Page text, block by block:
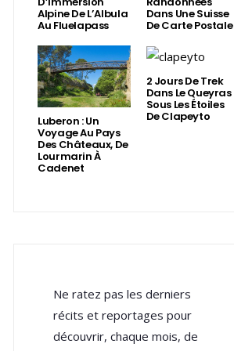
Alpine De L’Albula
Au Fluelapass
Dans Une Suisse
De Carte Postale
Luberon : Un
Voyage Au Pays
Des Châteaux, De
Lourmarin À
Cadenet
2 Jours De Trek
Dans Le Queyras
Sous Les Étoiles
De Clapeyto
Ne ratez pas les derniers
récits et reportages pour
découvrir, chaque mois, de